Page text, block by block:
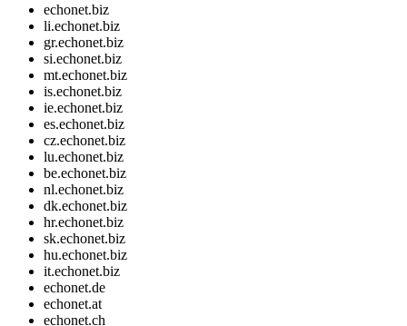
echonet.biz
li.echonet.biz
gr.echonet.biz
si.echonet.biz
mt.echonet.biz
is.echonet.biz
ie.echonet.biz
es.echonet.biz
cz.echonet.biz
lu.echonet.biz
be.echonet.biz
nl.echonet.biz
dk.echonet.biz
hr.echonet.biz
sk.echonet.biz
hu.echonet.biz
it.echonet.biz
echonet.de
echonet.at
echonet.ch